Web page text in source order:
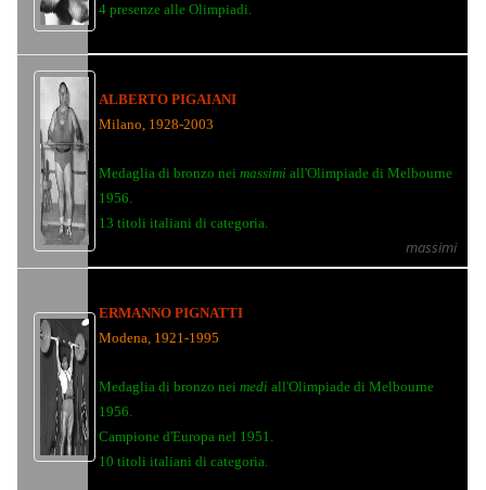
4 presenze alle Olimpiadi.
ALBERTO PIGAIANI
Milano, 1928-2003
Medaglia di bronzo neimassimiall'Olimpiade di Melbourne
1956.
13 titoli italiani di categoria.
massimi
ERMANNO PIGNATTI
Modena, 1921-1995
Medaglia di bronzo neimediall'Olimpiade di Melbourne
1956.
Campione d'Europa nel 1951.
10 titoli italiani di categoria.